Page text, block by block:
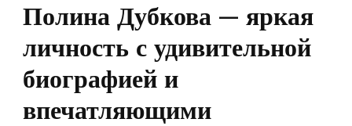
Полина Дубкова — яркая
личность с удивительной
биографией и
впечатляющими